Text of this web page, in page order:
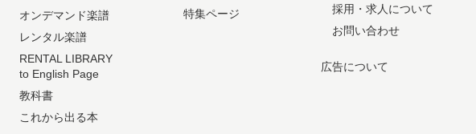
オンデマンド楽譜
レンタル楽譜
RENTAL LIBRARY
to English Page
教科書
これから出る本
特集ページ
採用・求人について
お問い合わせ
広告について